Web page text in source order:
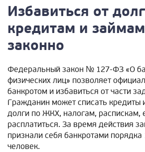
Избавиться от
кредитам и
законно
Федеральный закон № 127-ФЗ «О
физических лиц» позволяет
банкротом и избавиться от части
Гражданин может списать кредиты
долги по ЖКХ, налогам, распискам,
расплатиться. За время действия
признали себя банкротами
человек.